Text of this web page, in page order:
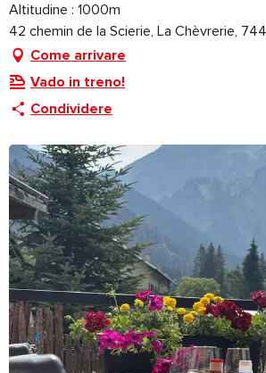
Altitudine : 1000m
42 chemin de la Scierie, La Chèvrerie,
Come arrivare
Vado in treno!
Condividere